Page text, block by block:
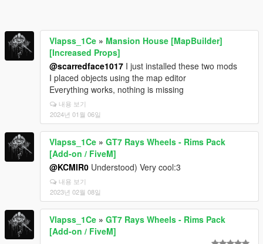
Vlapss_1Ce » Mansion House [MapBuilder]
[Increased Props]
@scarredface1017 I just installed these two mods
I placed objects using the map editor
Everything works, nothing is missing
내용 보기
2024년 01월 06일
Vlapss_1Ce » GT7 Rays Wheels - Rims Pack
[Add-on / FiveM]
@KCMIR0 Understood) Very cool:3
내용 보기
2023년 02월 08일
Vlapss_1Ce » GT7 Rays Wheels - Rims Pack
[Add-on / FiveM]